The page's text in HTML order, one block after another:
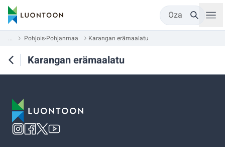
Oza
... Pohjois-Pohjanmaa Karangan erämaalatu
Karangan erämaalatu